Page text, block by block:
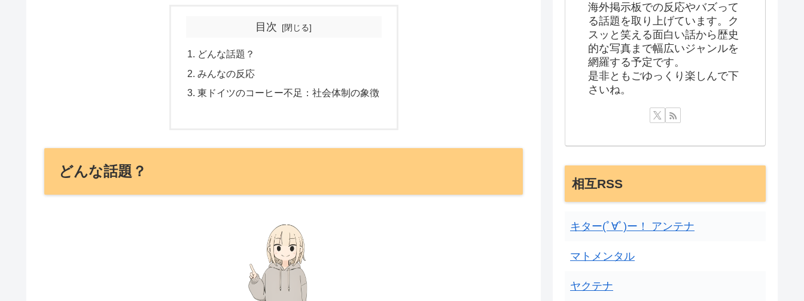
目次
どんな話題？
みんなの反応
東ドイツのコーヒー不足：社会体制の象徴
どんな話題？
海外掲示板での反応やバズって
る話題を取り上げています。ク
スッと笑える面白い話から歴史
的な写真まで幅広いジャンルを
網羅する予定です。
是非ともごゆっくり楽しんで下
さいね。
相互RSS
キター(ﾟ∀ﾟ)ー！ アンテナ
マトメンタル
ヤクテナ